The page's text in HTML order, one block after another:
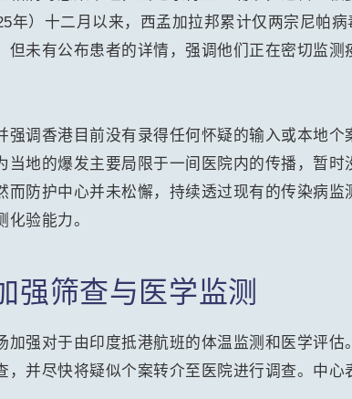
年）十二月以来，西孟加拉邦累计仅两宗尼帕
未有公布患者的详情，强调他们正在密切监
强调香港目前没有录得任何怀疑的输入或本地
当地的爆发主要局限于一间医院内的传播，暂
防护中心并未松懈，持续透过现有的传染病
验能力。
强筛查与医学监测
加强对于由印度抵港航班的体温监测和医学评
并尽快将疑似个案转介至医院进行调查。中